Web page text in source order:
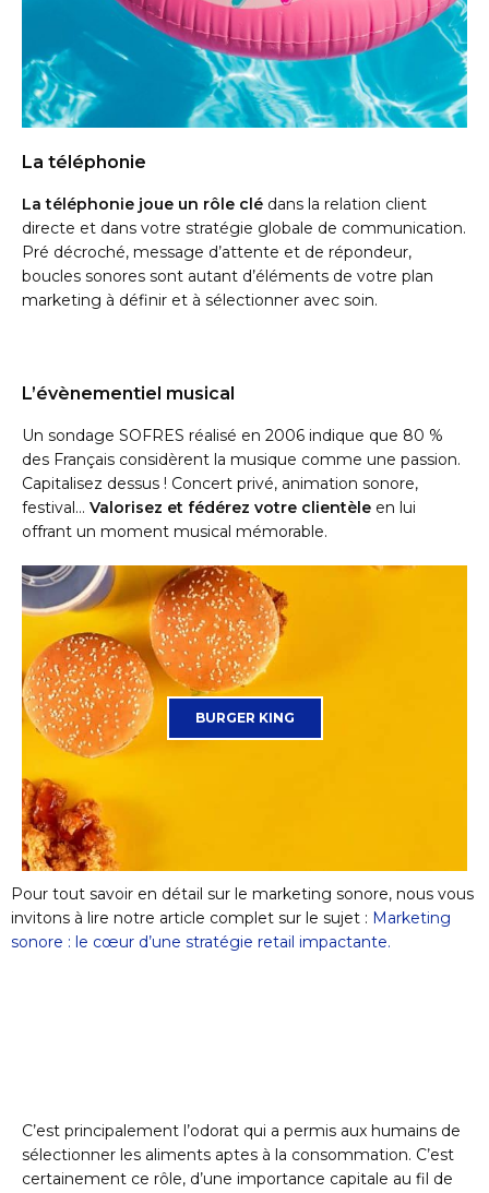
La téléphonie
La téléphonie joue un rôle clé dans la relation client
directe et dans votre stratégie globale de communication.
Pré décroché, message d’attente et de répondeur,
boucles sonores sont autant d’éléments de votre plan
marketing à définir et à sélectionner avec soin.
L’évènementiel musical
Un sondage SOFRES réalisé en 2006 indique que 80 %
des Français considèrent la musique comme une passion.
Capitalisez dessus ! Concert privé, animation sonore,
festival… Valorisez et fédérez votre clientèle en lui
offrant un moment musical mémorable.
BURGER KING
Pour tout savoir en détail sur le marketing sonore, nous vous
invitons à lire notre article complet sur le sujet : Marketing
sonore : le cœur d’une stratégie retail impactante.
C’est principalement l’odorat qui a permis aux humains de
sélectionner les aliments aptes à la consommation. C’est
certainement ce rôle, d’une importance capitale au fil de